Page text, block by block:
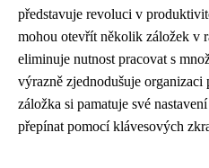
představuje revoluci v
mohou otevřít několik záložek v
eliminuje nutnost pracovat s
výrazně zjednodušuje
záložka si pamatuje své
přepínat pomocí klávesových